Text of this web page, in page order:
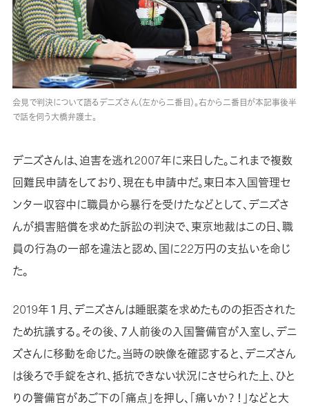
会見で判決について語るデニズさん（左から二番目）。右から二番目が本記事後半
で話を伺う大橋弁護士。
デニズさんは、迫害を逃れ2007年に来日した。これまで複数
回難民申請をしており、現在も申請中だ。東日本入国管理セ
ンター収容中に職員から暴行を受けたなどとして、デニズさ
んが損害賠償を求めた訴訟の判決で、東京地裁はこの日、職
員の行為の一部を違法と認め、国に22万円の支払いを命じ
た。
2019年１月、デニズさんは睡眠薬を求めたものの拒否された
ため抗議する。その後、７人前後の入国警備官が入室し、デニ
ズさんに移動を命じた。当時の映像を確認すると、デニズさん
は後ろで手錠をされ、抵抗できない状況にさせられた上、ひと
りの警備官があご下の「痛点」を押し、「痛いか？！」などと大